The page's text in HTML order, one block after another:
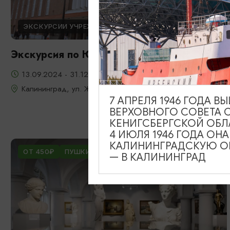
ЭКСКУРСИИ УЧРЕЖДЕНИЙ КУЛЬТУРЫ
Экскурсия по Южному вокзалу
13.09.2024 - 31.12.2026
Калининград, ул. Железнодорожная, д. 13-23
ОТ 450₽ ПУШКИНСКАЯ КАРТА
7 АПРЕЛЯ 1946 ГОДА
ВЕРХОВНОГО СОВЕТА
КЕНИГСБЕРГСКОЙ
4 ИЮЛЯ 1946 ГОДА
КАЛИНИНГРАДСКУЮ
— В КАЛИНИНГРАД